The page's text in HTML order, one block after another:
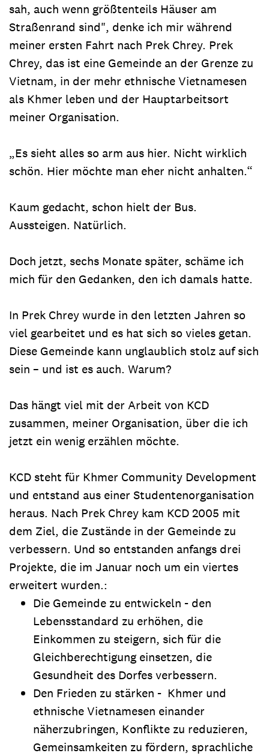
sah, auch wenn größtenteils Häuser am
Straßenrand sind", denke ich mir während
meiner ersten Fahrt nach Prek Chrey. Prek
Chrey, das ist eine Gemeinde an der Grenze zu
Vietnam, in der mehr ethnische Vietnamesen
als Khmer leben und der Hauptarbeitsort
meiner Organisation.
„Es sieht alles so arm aus hier. Nicht wirklich
schön. Hier möchte man eher nicht anhalten.“
Kaum gedacht, schon hielt der Bus.
Aussteigen. Natürlich.
Doch jetzt, sechs Monate später, schäme ich
mich für den Gedanken, den ich damals hatte.
In Prek Chrey wurde in den letzten Jahren so
viel gearbeitet und es hat sich so vieles getan.
Diese Gemeinde kann unglaublich stolz auf sich
sein – und ist es auch. Warum?
Das hängt viel mit der Arbeit von KCD
zusammen, meiner Organisation, über die ich
jetzt ein wenig erzählen möchte.
KCD steht für Khmer Community Development
und entstand aus einer Studentenorganisation
heraus. Nach Prek Chrey kam KCD 2005 mit
dem Ziel, die Zustände in der Gemeinde zu
verbessern. Und so entstanden anfangs drei
Projekte, die im Januar noch um ein viertes
erweitert wurden.:
Die Gemeinde zu entwickeln - den
Lebensstandard zu erhöhen, die
Einkommen zu steigern, sich für die
Gleichberechtigung einsetzen, die
Gesundheit des Dorfes verbessern.
Den Frieden zu stärken - Khmer und
ethnische Vietnamesen einander
näherzubringen, Konflikte zu reduzieren,
Gemeinsamkeiten zu fördern, sprachliche